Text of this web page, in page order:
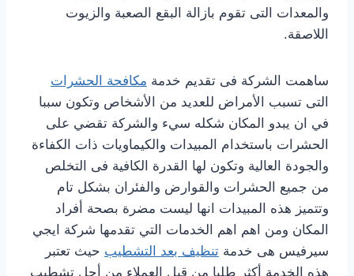
والمعدات التى تقوم بازالة البقع الصعبة والزيوت
اللاصقة.
ساهمت الشركة فى تقديم خدمة مكافحة الحشرات
التى تسبب الأمراض للعديد من الأشخاص وتكون سببا
في ان يبدو المكان شكله سيء والشركة تقضي على
الحشرات باستخدام المبيدات والكيماويات ذات الكفاءة
والجودة العالية وتكون لها القدرة الكافية فى التخلص
من جميع الحشرات والقوارض والفئران بشكل تام
وتتميز هذه المبيدات انها ليست مضرة بصحة أفراد
المكان ومن اهم اهم الخدمات التي تقدمها شركة ايجي
سيرفيس هى خدمة تنظيف بعد التشطيب حيث تعتبر
هذه الخدمة أكثر طلبا من قبل العملاء من أجل تشطيب